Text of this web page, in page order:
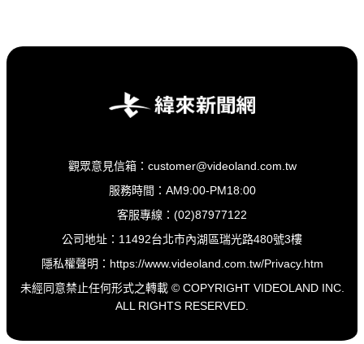
觀眾意見信箱：customer@videoland.com.tw
服務時間：AM9:00-PM18:00
客服專線：(02)87977122
公司地址：11492台北市內湖區瑞光路480號3樓
隱私權聲明： https://www.videoland.com.tw/Privacy.htm
未經同意禁止任何形式之轉載 © COPYRIGHT VIDEOLAND INC.
ALL RIGHTS RESERVED.